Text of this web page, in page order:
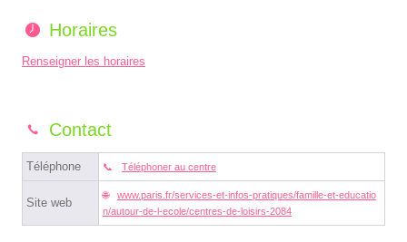
Horaires
Renseigner les horaires
Contact
Téléphone Téléphoner au centre
Site web
www.paris.fr/services-et-infos-pratiques/famille-et-educatio
n/autour-de-l-ecole/centres-de-loisirs-2084